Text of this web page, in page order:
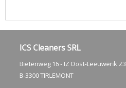
ICS Cleaners SRL
Bietenweg 16 - IZ Oost-Leeuwerik Z3
​B-3300 TIRLEMONT